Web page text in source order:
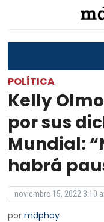
POLÍTICA
Kelly
por sus
Mundial:
habrá
noviembre 15, 2022 3:10
pormdphoy